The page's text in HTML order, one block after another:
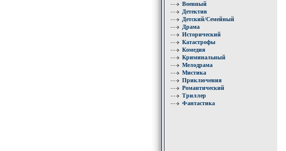
Военный
Детектив
Детский/Семейный
Драма
Исторический
Катастрофы
Комедия
Криминальный
Мелодрама
Мистика
Приключения
Романтический
Триллер
Фантастика